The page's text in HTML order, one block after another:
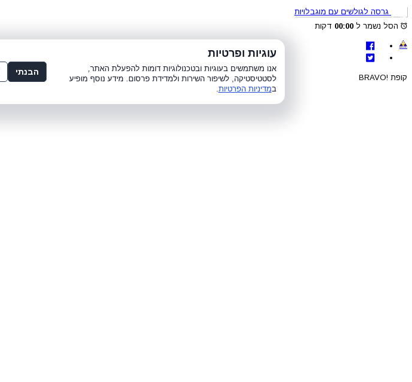
גרסה לגולשים עם מוגבלויות
הסל נשמר ל 00:00 דקות
קופת !BRAVO
עוגיות ופרטיות
אנו משתמשים בעוגיות ובטכנולוגיות דומות להפעלת האתר,
לסטטיסטיקה, לשיפור השירות ולמדידת פרסום. מידע נוסף מופיע
במדיניות הפרטיות.
הבנתי